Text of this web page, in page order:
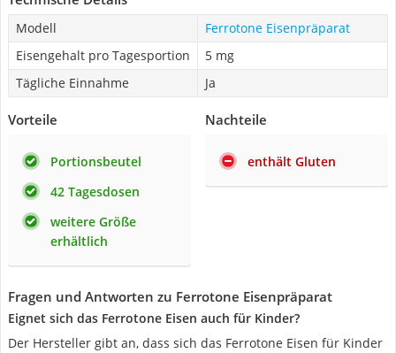
Modell
Ferrotone Eisenpräparat
Eisengehalt pro Tagesportion
5 mg
Tägliche Einnahme
Ja
Vorteile
Portionsbeutel
42 Tagesdosen
weitere Größe
erhältlich
Nachteile
enthält Gluten
Fragen und Antworten zu Ferrotone Eisenpräparat
Eignet sich das Ferrotone Eisen auch für Kinder?
Der Hersteller gibt an, dass sich das Ferrotone Eisen für Kinder